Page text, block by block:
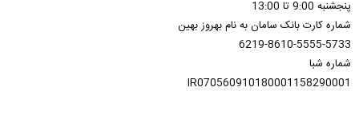
پنجشنبه 9:00 تا 13:00
شماره کارت بانک سامان به نام بهروز بهین
6219-8610-5555-5733
شماره شبا
IR070560910180001158290001